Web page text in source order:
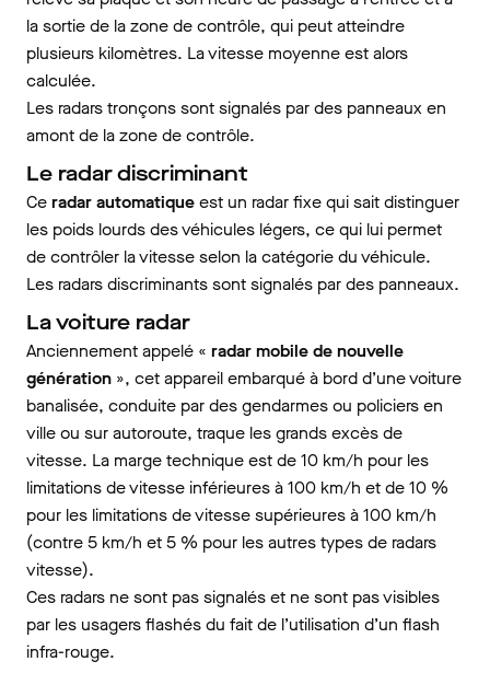
la sortie de la zone de contrôle, qui peut atteindre
plusieurs kilomètres. La vitesse moyenne est alors
calculée.
Les radars tronçons sont signalés par des panneaux en
amont de la zone de contrôle.
Le radar discriminant
Ceradar automatiqueest un radar fixe qui sait distinguer
les poids lourds des véhicules légers, ce qui lui permet
de contrôler la vitesse selon la catégorie du véhicule.
Les radars discriminants sont signalés par des panneaux.
La voiture radar
Anciennement appelé « radar mobile de nouvelle
génération », cet appareil embarqué à bord d’une voiture
banalisée, conduite par des gendarmes ou policiers en
ville ou sur autoroute, traque les grands excès de
vitesse. La marge technique est de 10 km/h pour les
limitations de vitesse inférieures à 100 km/h et de 10 %
pour les limitations de vitesse supérieures à 100 km/h
(contre 5 km/h et 5 % pour les autres types de radars
vitesse).
Ces radars ne sont pas signalés et ne sont pas visibles
par les usagers flashés du fait de l’utilisation d’un flash
infra-rouge.